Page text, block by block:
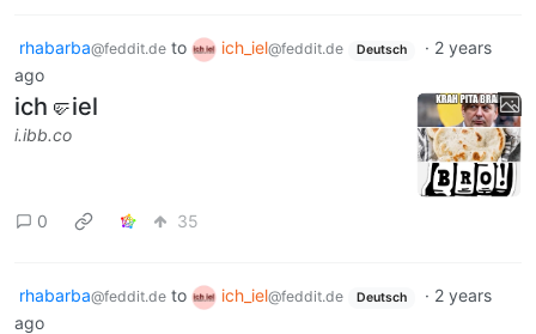
rhabarba@feddit.de to ich_iel@feddit.de Deutsch · 2 years
ago
ich🤛iel
i.ibb.co
0 35
rhabarba@feddit.de to ich_iel@feddit.de Deutsch · 2 years
ago